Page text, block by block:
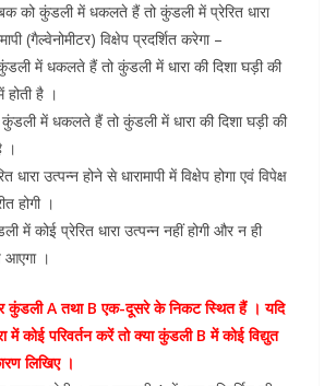
को कुंडली में धकलते हैं तो कुंडली में प्रेरित धारा
(गैल्वेनोमीटर) विक्षेप प्रदर्शित करेगा –
में धकलते हैं तो कुंडली में धारा की दिशा घड़ी की
होती है ।
कुंडली में धकलते हैं तो कुंडली में धारा की दिशा घड़ी की
।
धारा उत्पन्न होने से धारामापी में विक्षेप होगा एवं विपेक्ष
होगी ।
में कोई प्रेरित धारा उत्पन्न नहीं होगी और न ही
आएगा ।
कुंडली A तथा B एक-दूसरे के निकट स्थित हैं । यदि
में कोई परिवर्तन करें तो क्या कुंडली B में कोई विद्युत
लिखिए ।